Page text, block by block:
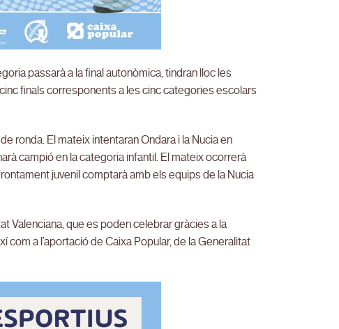
passarà a la final autonòmica, tindran lloc les
finals corresponents a les cinc categories escolars
ronda. El mateix intentaran Ondara i la Nucia en
campió en la categoria infantil. El mateix ocorrerà
juvenil comptarà amb els equips de la Nucia
Valenciana, que es poden celebrar gràcies a la
a l’aportació de Caixa Popular, de la Generalitat